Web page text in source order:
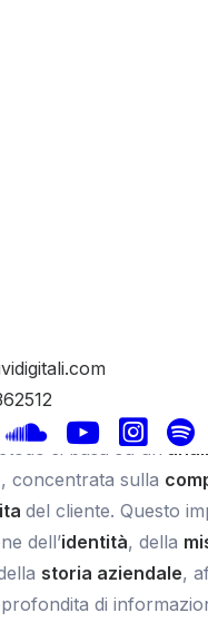
sempre più
e la
di una strategia
le tappe
di rivedere il
del
si basa su un’
, concentrata sulla
del cliente. Questo
dell’identità, della
storia aziendale,
di